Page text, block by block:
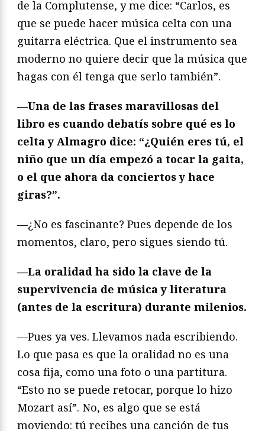
de la Complutense, y me dice: “Carlos, es
que se puede hacer música celta con una
guitarra eléctrica. Que el instrumento sea
moderno no quiere decir que la música que
hagas con él tenga que serlo también”.
—Una de las frases maravillosas del
libro es cuando debatís sobre qué es lo
celta y Almagro dice: “¿Quién eres tú, el
niño que un día empezó a tocar la gaita,
o el que ahora da conciertos y hace
giras?”.
—¿No es fascinante? Pues depende de los
momentos, claro, pero sigues siendo tú.
—La oralidad ha sido la clave de la
supervivencia de música y literatura
(antes de la escritura) durante milenios.
—Pues ya ves. Llevamos nada escribiendo.
Lo que pasa es que la oralidad no es una
cosa fija, como una foto o una partitura.
“Esto no se puede retocar, porque lo hizo
Mozart así”. No, es algo que se está
moviendo: tú recibes una canción de tus